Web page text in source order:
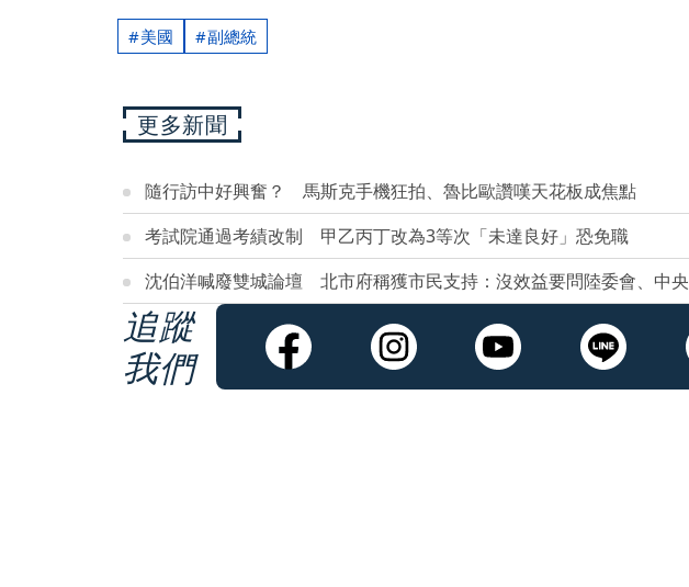
美國 副總統
更多新聞
隨行訪中好興奮？ 馬斯克手機狂拍、魯比歐讚嘆天花板成焦點
考試院通過考績改制 甲乙丙丁改為3等次「未達良好」恐免職
沈伯洋喊廢雙城論壇 北市府稱獲市民支持：沒效益要問陸委會、中央
追蹤
我們